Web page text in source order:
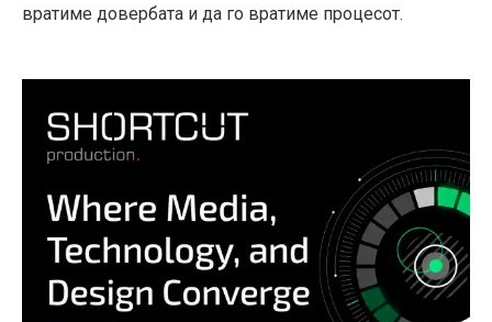
вратиме довербата и да го вратиме процесот.